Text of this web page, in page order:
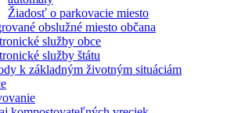
Žiadosť o parkovacie miesto
obslužné miesto občana
služby obce
služby štátu
k základným životným situáciám